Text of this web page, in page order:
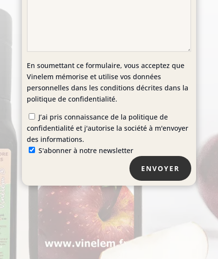
En soumettant ce formulaire, vous acceptez que
Vinelem mémorise et utilise vos données
personnelles dans les conditions décrites dans la
politique de confidentialité.
J’ai pris connaissance de la politique de
confidentialité et j'autorise la société à m'envoyer
des informations.
S'abonner à notre newsletter
ENVOYER